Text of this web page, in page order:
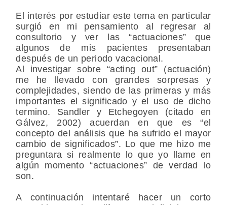
El interés por estudiar este tema en particular
surgió en mi pensamiento al regresar al
consultorio y ver las “actuaciones” que
algunos de mis pacientes presentaban
después de un periodo vacacional.
Al investigar sobre “acting out” (actuación)
me he llevado con grandes sorpresas y
complejidades, siendo de las primeras y más
importantes el significado y el uso de dicho
termino. Sandler y Etchegoyen (citado en
Gálvez, 2002) acuerdan en que es “el
concepto del análisis que ha sufrido el mayor
cambio de significados”. Lo que me hizo me
preguntara si realmente lo que yo llame en
algún momento “actuaciones” de verdad lo
son.
A continuación intentaré hacer un corto